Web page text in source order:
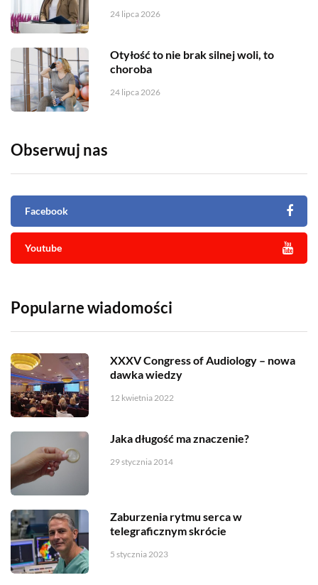
24 lipca 2026
Otyłość to nie brak silnej woli, to
choroba
24 lipca 2026
Obserwuj nas
Facebook
Youtube
Popularne wiadomości
XXXV Congress of Audiology – nowa
dawka wiedzy
12 kwietnia 2022
Jaka długość ma znaczenie?
29 stycznia 2014
Zaburzenia rytmu serca w
telegraficznym skrócie
5 stycznia 2023